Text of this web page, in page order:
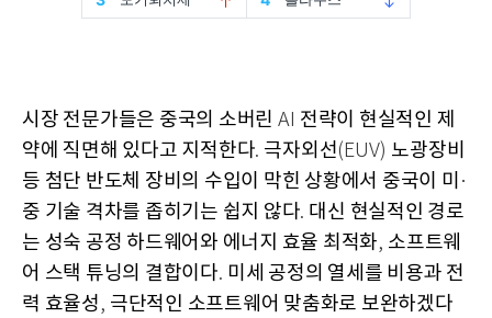
시장 전문가들은 중국의 소버린 AI 전략이 현실적인 제
약에 직면해 있다고 지적한다. 극자외선(EUV) 노광장비
등 첨단 반도체 장비의 수입이 막힌 상황에서 중국이 미 ·
중 기술 격차를 좁히기는 쉽지 않다. 대신 현실적인 경로
는 성숙 공정 하드웨어와 에너지 효율 최적화, 소프트웨
어 스택 튜닝의 결합이다. 미세 공정의 열세를 비용과 전
력 효율성, 극단적인 소프트웨어 맞춤화로 보완하겠다